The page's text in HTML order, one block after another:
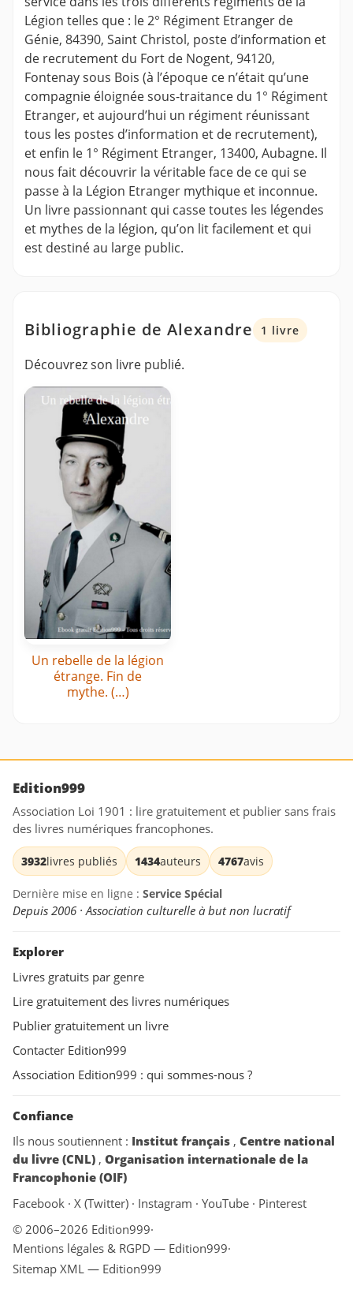
Légion telles que : le 2° Régiment Etranger de
Génie, 84390, Saint Christol, poste d’information et
de recrutement du Fort de Nogent, 94120,
Fontenay sous Bois (à l’époque ce n’était qu’une
compagnie éloignée sous-traitance du 1° Régiment
Etranger, et aujourd’hui un régiment réunissant
tous les postes d’information et de recrutement),
et enfin le 1° Régiment Etranger, 13400, Aubagne. Il
nous fait découvrir la véritable face de ce qui se
passe à la Légion Etranger mythique et inconnue.
Un livre passionnant qui casse toutes les légendes
et mythes de la légion, qu’on lit facilement et qui
est destiné au large public.
Bibliographie de Alexandre 1 livre
Découvrez son livre publié.
Un rebelle de la légion
étrange. Fin de
mythe. (…)
Edition999
Association Loi 1901 : lire gratuitement et publier sans frais
des livres numériques francophones.
3932livres publiés 1434auteurs 4767avis
Dernière mise en ligne : Service Spécial
Depuis 2006 · Association culturelle à but non lucratif
Explorer
Livres gratuits par genre
Lire gratuitement des livres numériques
Publier gratuitement un livre
Contacter Edition999
Association Edition999 : qui sommes-nous ?
Confiance
Ils nous soutiennent : Institut français , Centre national
du livre (CNL) , Organisation internationale de la
Francophonie (OIF)
Facebook · X (Twitter) · Instagram · YouTube · Pinterest
© 2006–2026 Edition999·
Mentions légales & RGPD — Edition999·
Sitemap XML — Edition999